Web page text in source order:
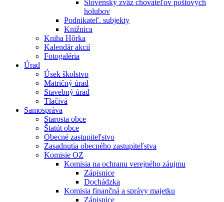
Slovenský zväz chovateľov poštových
holubov
Podnikateľ. subjekty
Knižnica
Kniha Hôrka
Kalendár akcií
Fotogaléria
Úrad
Úsek školstvo
Matričný úrad
Stavebný úrad
Tlačivá
Samospráva
Starosta obce
Štatút obce
Obecné zastupiteľstvo
Zasadnutia obecného zastupiteľstva
Komisie OZ
Komisia na ochranu verejného záujmu
Zápisnice
Dochádzka
Komisia finančná a správy majetku
Zápisnice